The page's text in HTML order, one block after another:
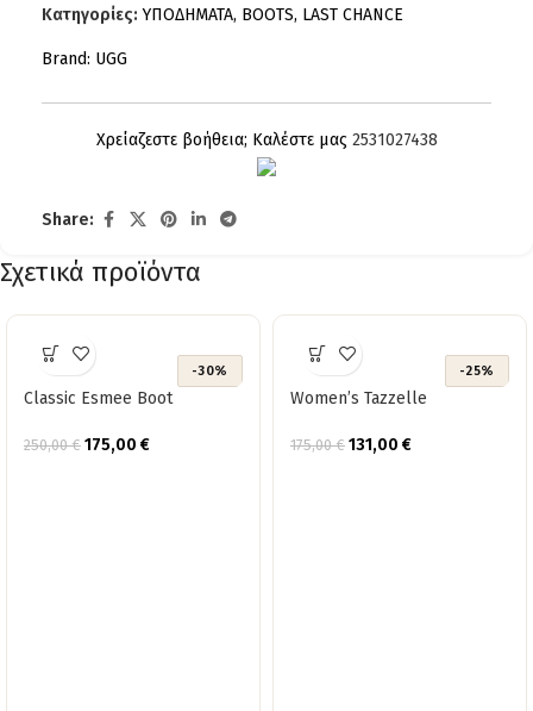
Κατηγορίες: ΥΠΟΔΗΜΑΤΑ, BOOTS, LAST CHANCE
Brand: UGG
Χρείαζεστε βοήθεια; Καλέστε μας 2531027438
Share:
Σχετικά προϊόντα
-30%
Classic Esmee Boot
250,00€ 175,00 €
-25%
Women’s Tazzelle
175,00€ 131,00 €